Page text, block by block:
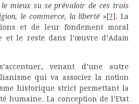
mieux su se prévaloir de ces trois
le commerce, la liberté »[7]. La
et de leur fondement moral
et le reste dans l’œuvre d’Adam
venant d’une autre
qui va associer la notion
historique strict permettant la
humaine. La conception de l’Etat